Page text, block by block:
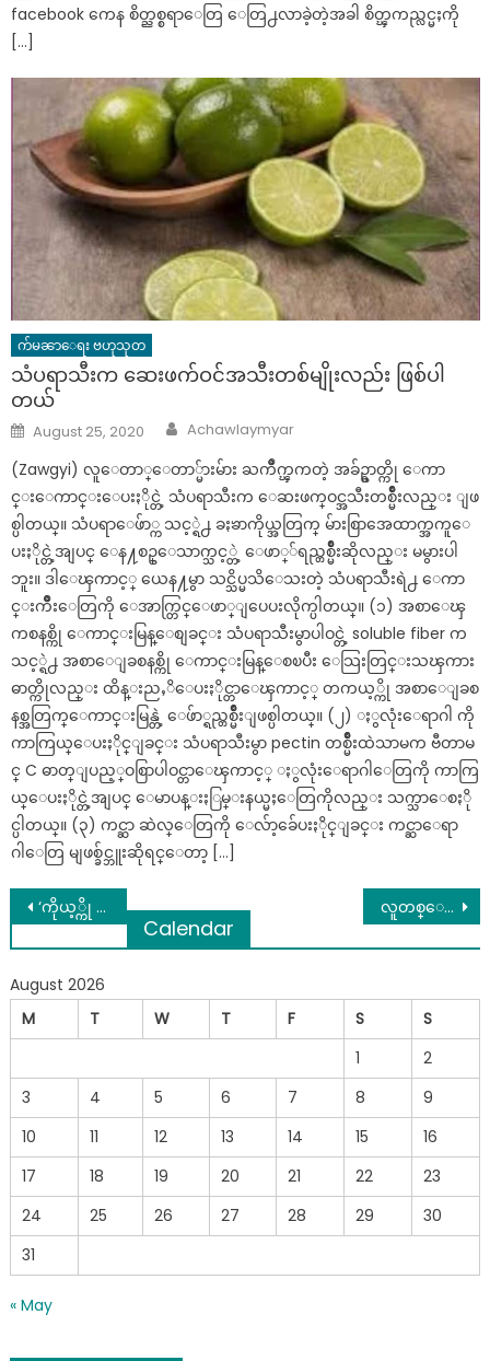
facebook ကေန စိတ္ညစ္စရာေတြ ေတြ႕လာခဲ့တဲ့အခါ စိတ္ၾကည္လင္မႈကို
[…]
က်မၼာေရး ဗဟုသုတ
သံပရာသီးက ဆေးဖက်ဝင်အသီးတစ်မျိုးလည်း ဖြစ်ပါ
တယ်
Posted
on
August 25, 2020 Author
Achawlaymyar
(Zawgyi) လူေတာ္ေတာ္မ်ားမ်ား ႀကိဳက္ၾကတဲ့ အခ်ဥ္ဓာတ္ကို ေကာ
င္းေကာင္းေပးႏိုင္တဲ့ သံပရာသီးက ေဆးဖက္ဝင္အသီးတစ္မ်ိဳးလည္း ျဖ
စ္ပါတယ္။ သံပရာေဖ်ာ္က သင့္ရဲ႕ ခႏၶာကိုယ္အတြက္ မ်ားစြာအေထာက္အကူေ
ပးႏိုင္တဲ့အျပင္ ေန႔စဥ္ေသာက္သင့္တဲ့ ေဖာ္်ရည္တစ္မ်ိဳးဆိုလည္း မမွားပါ
ဘူး။ ဒါေၾကာင့္ ယေန႔မွာ သင္သိပ္မသိေသးတဲ့ သံပရာသီးရဲ႕ ေကာ
င္းက်ိဳးေတြကို ေအာက္တြင္ေဖာ္ျပေပးလိုက္ပါတယ္။ (၁) အစာေၾ
ကစနစ္ကို ေကာင္းမြန္ေစျခင္း သံပရာသီးမွာပါဝင္တဲ့ soluble fiber က
သင့္ရဲ႕ အစာေျခစနစ္ကို ေကာင္းမြန္ေစၿပီး ေသြးတြင္းသၾကား
ဓာတ္ကိုလည္း ထိန္းညႇိေပးႏိုင္တာေၾကာင့္ တကယ့္ကို အစာေျခစ
နစ္အတြက္ေကာင္းမြန္တဲ့ ေဖ်ာ္ရည္တစ္မ်ိဳးျဖစ္ပါတယ္။ (၂) ႏွလုံးေရာဂါ ကို
ကာကြယ္ေပးႏိုင္ျခင္း သံပရာသီးမွာ pectin တစ္မ်ိဳးထဲသာမက ဗီတာမ
င္ C ဓာတ္ျပည့္ဝစြာပါဝင္တာေၾကာင့္ ႏွလုံးေရာဂါေတြကို ကာကြ
ယ္ေပးႏိုင္တဲ့အျပင္ ေမာပန္းႏြမ္းနယ္မႈေတြကိုလည္း သက္သာေစႏို
င္ပါတယ္။ (၃) ကင္ဆာ ဆဲလ္ေတြကို ေလ်ာ့ခ်ေပးႏိုင္ျခင္း ကင္ဆာေရာ
ဂါေတြ မျဖစ္ခ်င္ဘူးဆိုရင္ေတာ့ […]
Post
navigation
‘ကိုယ့္ကို စိတ္ကုန္သြားတဲ့ ခ်စ္သူ မိမိထံအျမန္ဆုံး စိတ္ျပန္လည္လာေစမယ့္ အစီရင္’ လူတစ္ေယာက္ရဲ႕နာမည္ကိုသိရံုနွင့္္စိတ္အ​ျခအေနသိနိုင္ေအာင္ တြက္ၾကည့္နည္း. ​
Calendar
August 2026
M
T W T F S
S
1
2
3
4 5 6 7 8
9
10
11 12 13 14 15
16
17
18 19 20 21 22
23
24
25 26 27 28 29
30
31
« May